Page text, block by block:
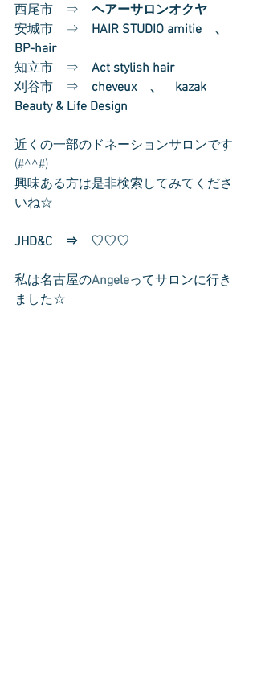
西尾市　⇒ ヘアーサロンオクヤ
安城市　⇒ HAIR STUDIO amitie　、
BP-hair
知立市　⇒ Act stylish hair
刈谷市　⇒ cheveux　、　kazak
Beauty & Life Design
近くの一部のドネーションサロンです
(#^^#)
興味ある方は是非検索してみてくださ
いね☆
JHD&C　⇒ ♡♡♡
私は名古屋のAngeleってサロンに行き
ました☆